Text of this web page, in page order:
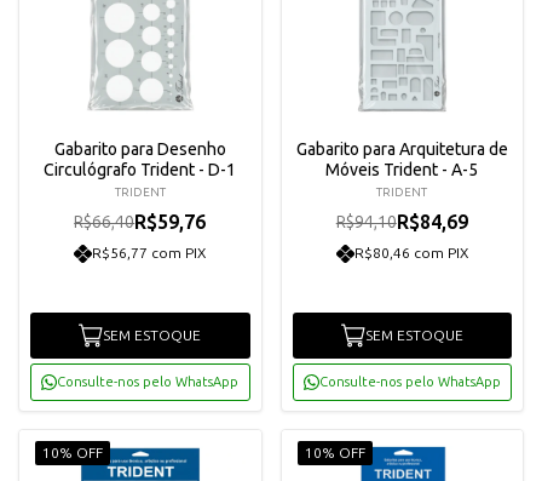
Gabarito para Desenho
Circulógrafo Trident - D-1
TRIDENT
R$66,40R$59,76
R$56,77 com PIX
SEM ESTOQUE
Consulte-nos pelo WhatsApp
Gabarito para Arquitetura de
Móveis Trident - A-5
TRIDENT
R$94,10R$84,69
R$80,46 com PIX
SEM ESTOQUE
Consulte-nos pelo WhatsApp
10% OFF 10% OFF